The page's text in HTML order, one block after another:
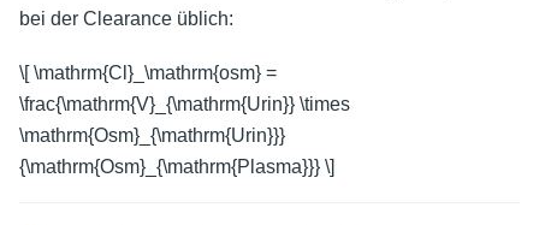
bei der Clearance üblich:
\[ \mathrm{Cl}_\mathrm{osm} =
\frac{\mathrm{V}_{\mathrm{Urin}} \times
\mathrm{Osm}_{\mathrm{Urin}}}
{\mathrm{Osm}_{\mathrm{Plasma}}} \]